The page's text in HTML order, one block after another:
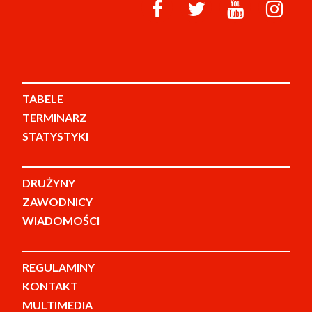
TABELE
TERMINARZ
STATYSTYKI
DRUŻYNY
ZAWODNICY
WIADOMOŚCI
REGULAMINY
KONTAKT
MULTIMEDIA